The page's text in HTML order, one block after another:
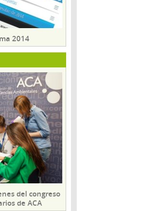
2014
del congreso
de ACA